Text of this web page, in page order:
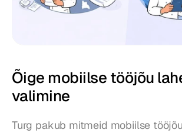
Õige mobiilse tööjõu
valimine
Turg pakub mitmeid mobiilse